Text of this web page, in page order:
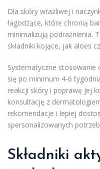
Dla skóry wrażliwej i
łagodzące, które chronią
minimalizują podrażnienia.
składniki kojące, jak aloes
Systematyczne
się po minimum 4-6
reakcji skóry i poprawę jej
konsultację z
rekomendacje i lepiej
spersonalizowanych
Składniki